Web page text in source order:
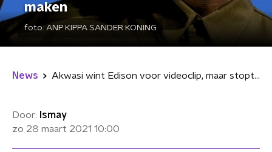
maken
foto: ANP KIPPA SANDER KONING
News Akwasi wint Edison voor videoclip, maar stopt tijdelijk met muziek maken
Door:
Ismay
zo 28 maart 2021 10:00